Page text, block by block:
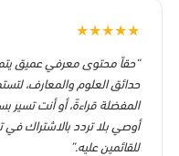
★
★
★
★
★
“حقاً محتوى معرفي عميق
حدائق العلوم والمعارف،
المفضلة قراءةً، أو أنت تسير
أوصي بلا تردد بالاشتراك في
للقائمين عليه.”